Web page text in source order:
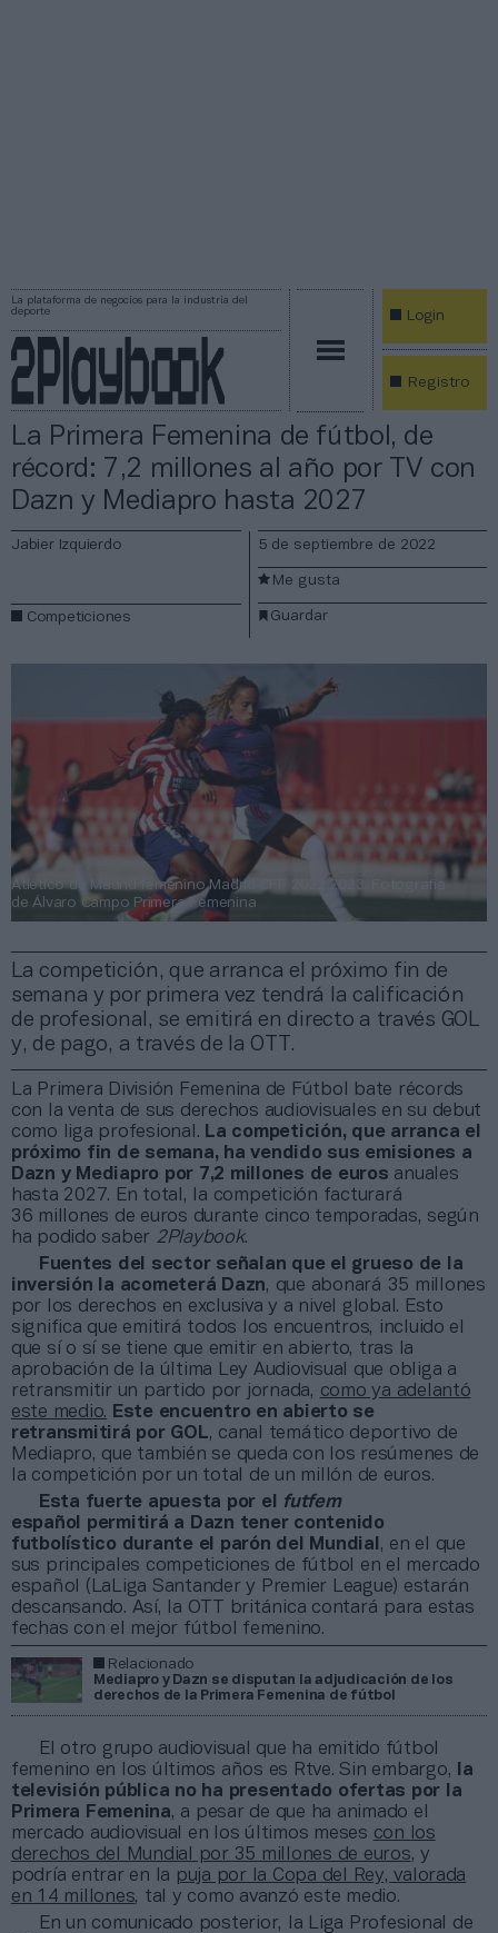
La plataforma de negocios para la industria del
deporte
Login
Registro
La Primera Femenina de fútbol, de
récord: 7,2 millones al año por TV con
Dazn y Mediapro hasta 2027
La competición, que arranca el próximo fin de
semana y por primera vez tendrá la calificación
de profesional, se emitirá en directo a través GOL
y, de pago, a través de la OTT.
Atlético de Madrid femenino Madrid CFF 2022 2023. Fotografía
de Álvaro Campo Primera Femenina
Jabier Izquierdo
Competiciones
5 de septiembre de 2022
Guardar
Me gusta
La Primera División Femenina de Fútbol bate récords
con la venta de sus derechos audiovisuales en su debut
como liga profesional. La competición, que arranca el
próximo fin de semana, ha vendido sus emisiones a
Dazn y Mediapro por 7,2 millones de euros anuales
hasta 2027. En total, la competición facturará
36 millones de euros durante cinco temporadas, según
ha podido saber 2Playbook.
Fuentes del sector señalan que el grueso de la
inversión la acometerá Dazn, que abonará 35 millones
por los derechos en exclusiva y a nivel global. Esto
significa que emitirá todos los encuentros, incluido el
que sí o sí se tiene que emitir en abierto, tras la
aprobación de la última Ley Audiovisual que obliga a
retransmitir un partido por jornada, como ya adelantó
este medio. Este encuentro en abierto se
retransmitirá por GOL, canal temático deportivo de
Mediapro, que también se queda con los resúmenes de
la competición por un total de un millón de euros.
Esta fuerte apuesta por el
futfem
español permitirá a Dazn tener contenido
futbolístico durante el parón del Mundial , en el que
sus principales competiciones de fútbol en el mercado
español (LaLiga Santander y Premier League) estarán
descansando. Así, la OTT británica contará para estas
fechas con el mejor fútbol femenino.
Relacionado
Mediapro y Dazn se disputan la adjudicación de los
derechos de la Primera Femenina de fútbol
El otro grupo audiovisual que ha emitido fútbol
femenino en los últimos años es Rtve. Sin embargo, la
televisión pública no ha presentado ofertas por la
Primera Femenina, a pesar de que ha animado el
mercado audiovisual en los últimos meses con los
derechos del Mundial por 35 millones de euros, y
podría entrar en la puja por la Copa del Rey, valorada
en 14 millones, tal y como avanzó este medio.
En un comunicado posterior, la Liga Profesional de